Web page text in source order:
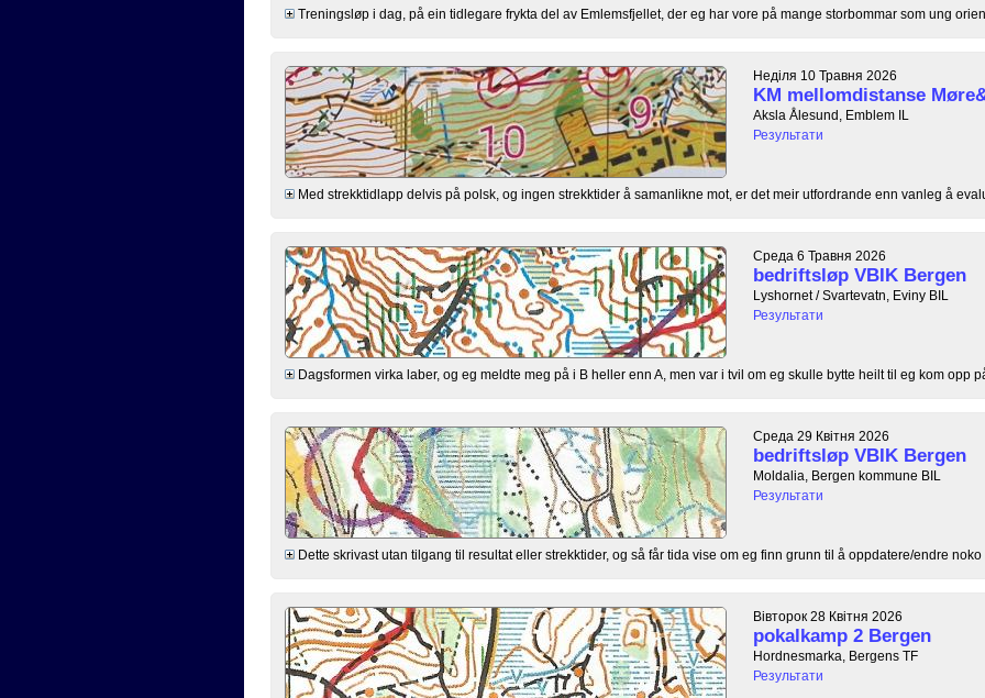
Treningsløp i dag, på ein tidlegare frykta del av Emlemsfjellet, der eg har vore på mange storbommar som ung
Неділя 10 Травня 2026
KM mellomdistanse
Aksla Ålesund, Emblem IL
Результати
Med strekktidlapp delvis på polsk, og ingen strekktider å samanlikne mot, er det meir utfordrande enn vanleg å
Среда 6 Травня 2026
bedriftsløp VBIK Bergen
Lyshornet / Svartevatn, Eviny BIL
Результати
Dagsformen virka laber, og eg meldte meg på i B heller enn A, men var i tvil om eg skulle bytte heilt til eg kom opp på
Среда 29 Квітня 2026
bedriftsløp VBIK Bergen
Moldalia, Bergen kommune BIL
Результати
Dette skrivast utan tilgang til resultat eller strekktider, og så får tida vise om eg finn grunn til å oppdatere/endre noko
Вівторок 28 Квітня 2026
pokalkamp 2 Bergen
Hordnesmarka, Bergens TF
Результати